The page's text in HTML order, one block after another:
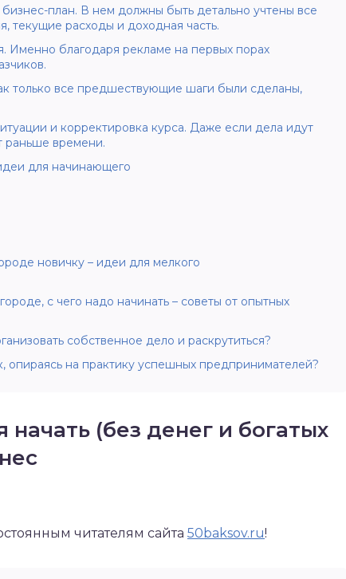
план. В нем должны быть детально учтены все
текущие расходы и доходная часть.
Именно благодаря рекламе на первых порах
только все предшествующие шаги были сделаны,
и корректировка курса. Даже если дела идут
раньше времени.
для начинающего
новичку – идеи для мелкого
с чего надо начинать – советы от опытных
собственное дело и раскрутиться?
опираясь на практику успешных предпринимателей?
начать (без денег и богатых
читателям сайта 50baksov.ru!